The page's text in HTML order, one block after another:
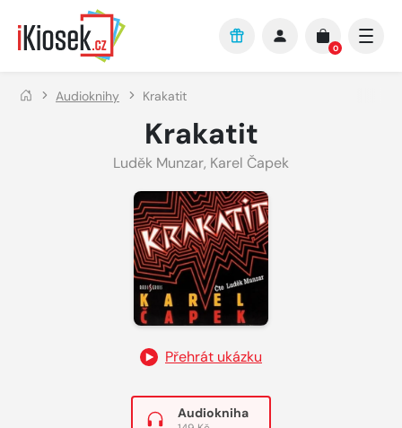
Přejít na hlavní obsah
0
Audioknihy Krakatit
Krakatit
Luděk Munzar, Karel Čapek
Přehrát ukázku
Audiokniha